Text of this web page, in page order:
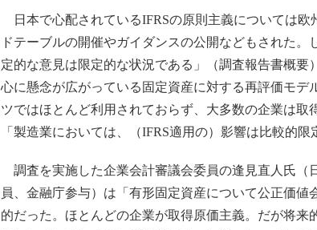
日本で心配されているIFRSの原則主義については欧
ドテーブルの開催やガイダンスの公開などもされた
定的な意見は限定的な状況である」（調査報告書概要
心に懸念が広がっている固定資産に対する再評価モデ
ツではほとんど利用されておらず、大多数の企業は取
「製造業においては、（IFRS適用の）影響は比較的限
調査を実施した企業会計審議会委員の逢見直人氏（
員、金融庁参与）は「有形固定資産について公正価値
的だった。ほとんどの企業が取得原価主義。だが将来